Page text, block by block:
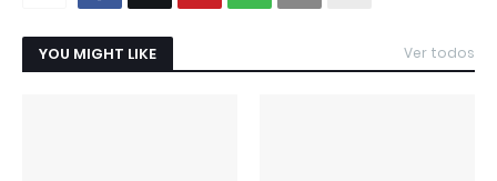
YOU MIGHT LIKE Ver todos